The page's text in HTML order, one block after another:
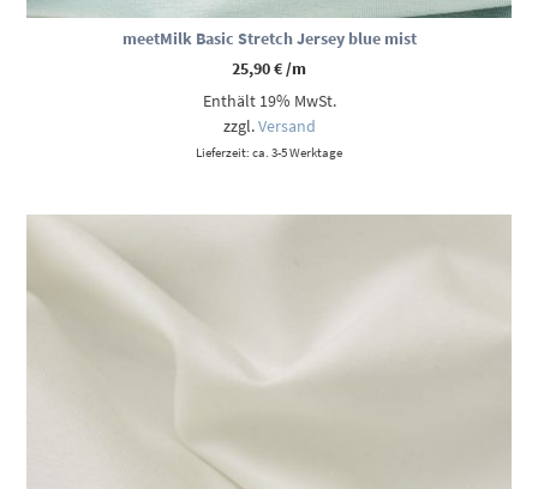
meetMilk Basic Stretch Jersey blue mist
25,90€/m
Enthält 19% MwSt.
zzgl.Versand
Lieferzeit: ca. 3-5 Werktage